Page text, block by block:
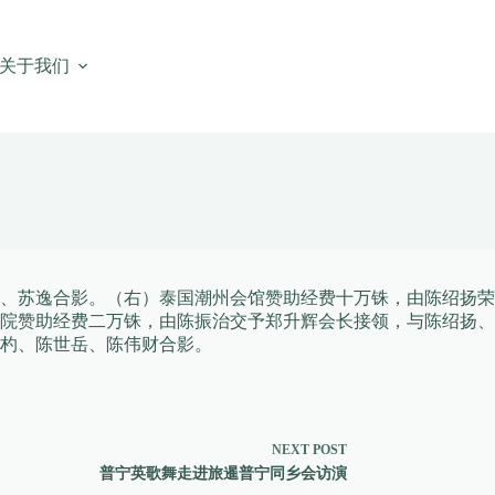
于我们
苏逸合影。（右）泰国潮州会馆赞助经费十万铢，由陈绍扬荣
助经费二万铢，由陈振治交予郑升辉会长接领，与陈绍扬、
、陈世岳、陈伟财合影。
NEXT POST
普宁英歌舞走进旅暹普宁同乡会访演